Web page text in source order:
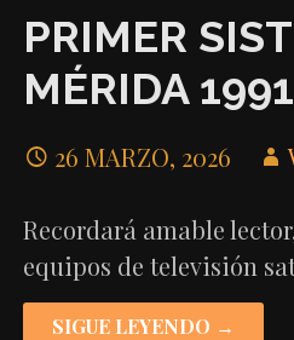
PRIMER
MÉRIDA 1991
26 MARZO, 2026
Recordará amable
equipos de televisión
SIGUE LEYENDO →